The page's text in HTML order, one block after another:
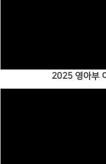
2025 영아부